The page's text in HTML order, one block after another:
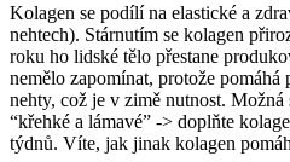
Kolagen se podílí na elastické a
nehtech). Stárnutím se kolagen
roku ho lidské tělo přestane
nemělo zapomínat, protože
nehty, což je v zimě nutnost. Možná
“křehké a lámavé” -> doplňte
týdnů. Víte, jak jinak kolagen